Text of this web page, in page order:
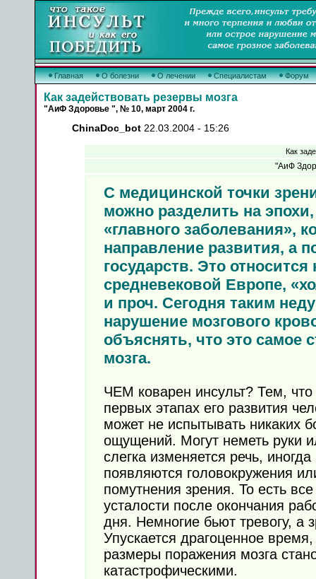
Главная О болезни О лечении Специалистам Форум
Как задействовать резервы мозга
"АиФ Здоровье ", № 10, март 2004 г.
ChinaDoc_bot 22.03.2004 - 15:26
Как
"АиФ
С медицинской точки
можно разделить на
«главного заболевания»,
направление развития, а
государств. Это
средневековой Европе,
и проч. Сегодня таким
нарушение мозгового
объяснять, что это самое
мозга.
ЧЕМ коварен инсульт? Тем, что
первых этапах его развития
может не испытывать никаких
ощущений. Могут неметь руки
слегка изменяется речь, иногда
появляются головокружения
помутнения зрения. То есть
усталости после окончания
дня. Немногие бьют тревогу, а
Упускается драгоценное
размеры поражения мозга
катастрофическими.